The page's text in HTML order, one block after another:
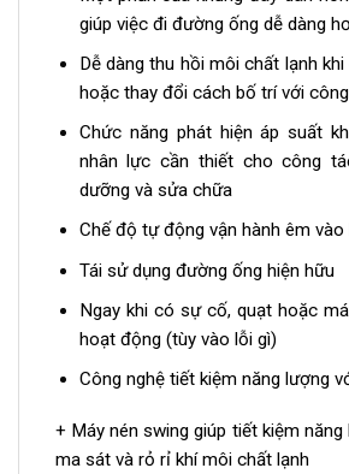
giúp việc đi đường ống dễ dàng
Dễ dàng thu hồi môi chất lạnh
hoặc thay đổi cách bố trí với
Chức năng phát hiện áp suất
nhân lực cần thiết cho công
dưỡng và sửa chữa
Chế độ tự động vận hành êm
Tái sử dụng đường ống hiện hữu
Ngay khi có sự cố, quạt hoặc
hoạt động (tùy vào lỗi gì)
Công nghệ tiết kiệm năng lượng
+ Máy nén swing giúp tiết kiệm năng
ma sát và rỏ rỉ khí môi chất lạnh